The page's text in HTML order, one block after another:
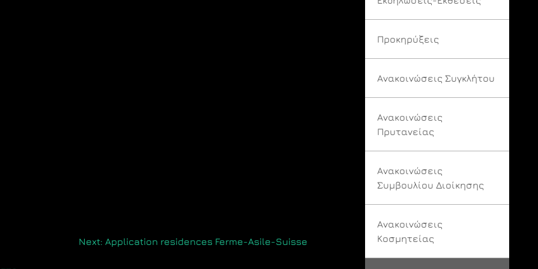
Next: Application residences Ferme-Asile-Suisse
Προκηρύξεις
Ανακοινώσεις Συγκλήτου
Ανακοινώσεις
Πρυτανείας
Ανακοινώσεις
Συμβουλίου Διοίκησης
Ανακοινώσεις
Κοσμητείας